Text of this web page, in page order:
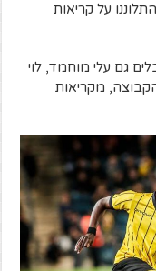
על קריאות
גם עלי מוחמד, לוי
מקריאות